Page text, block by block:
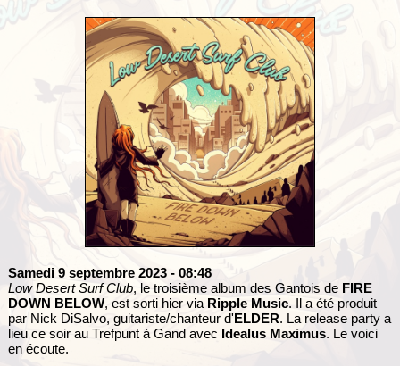
Samedi 9 septembre 2023 - 08:48
Low Desert Surf Club, le troisième album des Gantois de FIRE
DOWN BELOW, est sorti hier via Ripple Music. Il a été produit
par Nick DiSalvo, guitariste/chanteur d'ELDER. La release party a
lieu ce soir au Trefpunt à Gand avec Idealus Maximus. Le voici
en écoute.